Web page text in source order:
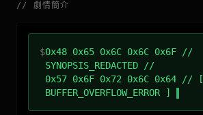
// 劇情簡介
$0x48 0x65 0x6C 0x6C 0x6F //
SYNOPSIS_REDACTED //
0x57 0x6F 0x72 0x6C 0x64 // [
BUFFER_OVERFLOW_ERROR ]